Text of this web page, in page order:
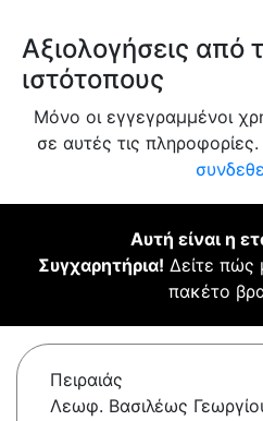
Αξιολογήσεις από
ιστότοπους
Μόνο οι εγγεγραμμένοι
σε αυτές τις πληροφορίες.
Αυτή είναι η
Συγχαρητήρια! Δείτε πώς
πακέτο
Πειραιάς
Λεωφ. Βασιλέως